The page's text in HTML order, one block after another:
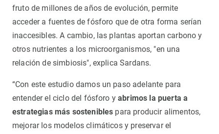
fruto de millones de años de evolución, permite
acceder a fuentes de fósforo que de otra forma serían
inaccesibles. A cambio, las plantas aportan carbono y
otros nutrientes a los microorganismos, "en una
relación de simbiosis", explica Sardans.
“Con este estudio damos un paso adelante para
entender el ciclo del fósforo yabrimos la puerta a
estrategias más sostenibles para producir alimentos,
mejorar los modelos climáticos y preservar el